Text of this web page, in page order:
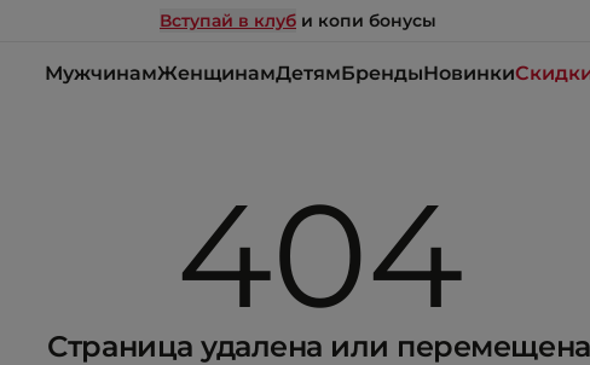
Вступай в клуб и копи бонусы
МужчинамЖенщинамДетямБрендыНовинки
404
Страница удалена или перемещена